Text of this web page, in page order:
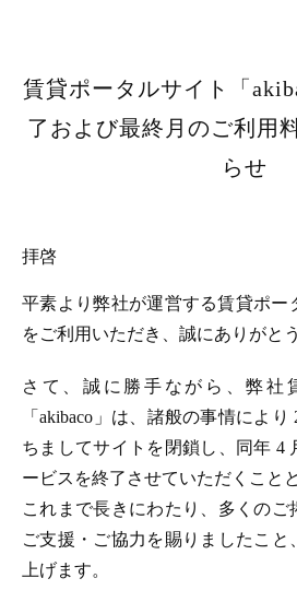
賃貸ポータルサイト「
了および最終月のご利用
らせ
拝啓
平素より弊社が運営する賃貸ポー
をご利用いただき、誠にありがと
さて、誠に勝手ながら、弊社
「akibaco」は、諸般の事情により
ちましてサイトを閉鎖し、同年 4
ービスを終了させていただくこと
これまで長きにわたり、多くのご
ご支援・ご協力を賜りましたこと
上げます。